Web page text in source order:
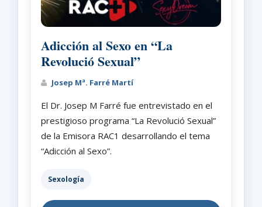
Adicción al Sexo en “La
Revolució Sexual”
Josep Mª. Farré Martí
El Dr. Josep M Farré fue entrevistado en el
prestigioso programa “La Revolució Sexual”
de la Emisora RAC1 desarrollando el tema
“Adicción al Sexo”.
Sexología